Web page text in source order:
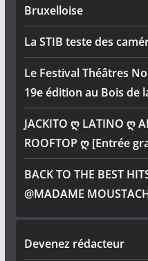
Bruxelloise
La STIB teste des
Le Festival Théâtres
19e édition au Bois de
JACKITO ღ LATINO ღ
ROOFTOP ღ [Entrée
BACK TO THE BEST
@MADAME
Devenez rédacteur